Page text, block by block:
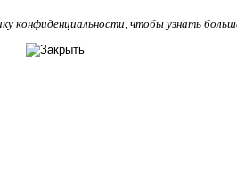
конфиденциальности, чтобы узнать